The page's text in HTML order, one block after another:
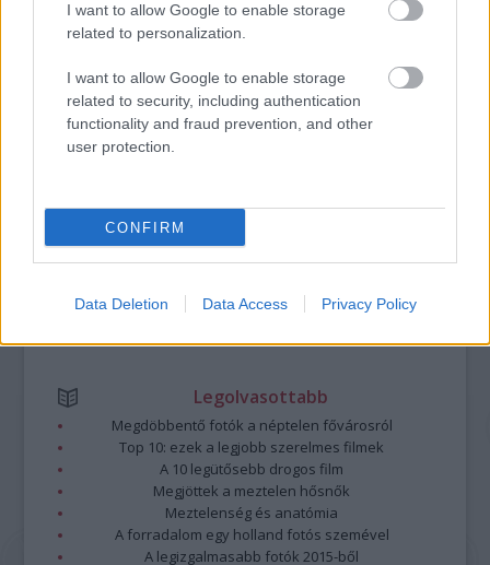
I want to allow Google to enable storage
related to personalization.
I want to allow Google to enable storage
related to security, including authentication
functionality and fraud prevention, and other
user protection.
CONFIRM
Data Deletion Data Access Privacy Policy
https://kulturpart.hu/api/trackback/id/7842292
Kommentek:
A hozzászólások a vonatkozó jogszabályok
értelmében felhasználói tartalomnak
minősülnek, értük a
Legolvasottabb
Megdöbbentő fotók a néptelen fővárosról
Top 10: ezek a legjobb szerelmes filmek
A 10 legütősebb drogos film
Megjöttek a meztelen hősnők
Meztelenség és anatómia
A forradalom egy holland fotós szemével
A legizgalmasabb fotók 2015-ből